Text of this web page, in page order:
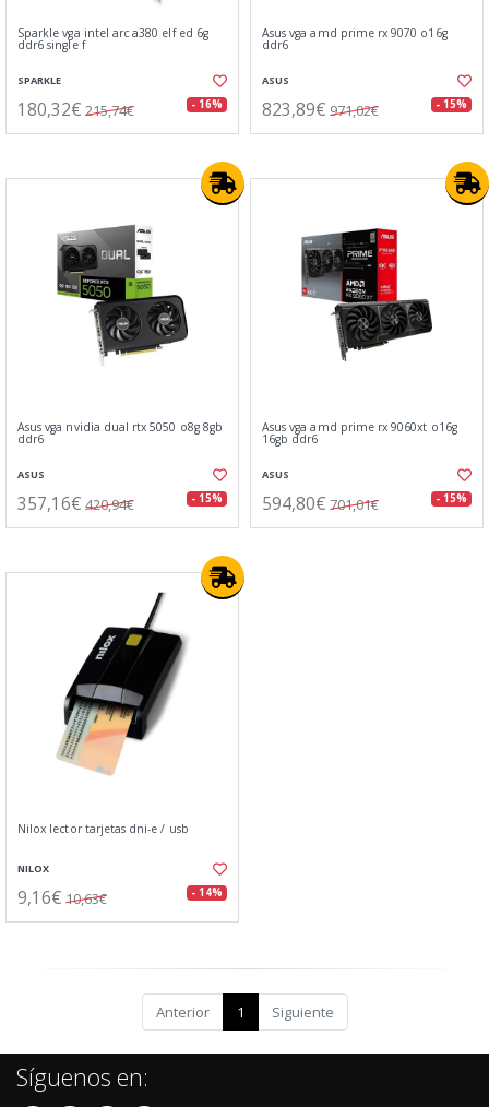
Sparkle vga intel arc a380 elf ed 6g
ddr6 single f
SPARKLE
180,32€ 215,74€ - 16%
Asus vga amd prime rx 9070 o16g
ddr6
ASUS
823,89€ 971,02€ - 15%
Asus vga nvidia dual rtx 5050 o8g 8gb
ddr6
ASUS
357,16€ 420,94€ - 15%
Asus vga amd prime rx 9060xt o16g
16gb ddr6
ASUS
594,80€ 701,01€ - 15%
Nilox lector tarjetas dni-e / usb
NILOX
9,16€ 10,63€ - 14%
Anterior 1 Siguiente
Síguenos en: